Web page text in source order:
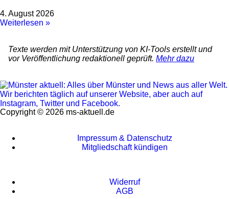
4. August 2026
Weiterlesen »
Texte werden mit Unterstützung von KI-Tools erstellt und
vor Veröffentlichung redaktionell geprüft. Mehr dazu
Copyright © 2026 ms-aktuell.de
Impressum & Datenschutz
Mitgliedschaft kündigen
Widerruf
AGB